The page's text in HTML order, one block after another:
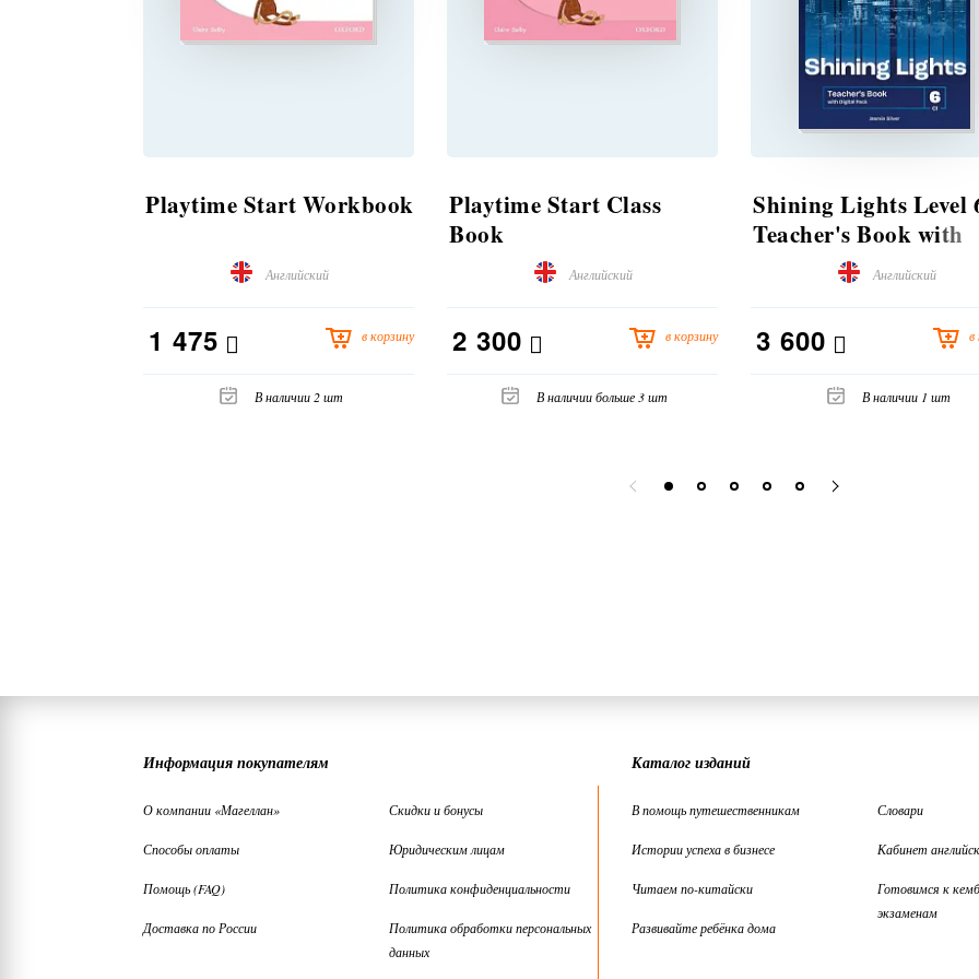
Playtime Start Workbook
Английский
1 475 в корзину
В наличии 2 шт
Playtime Start Class
Book
Английский
2 300 в корзину
В наличии больше 3 шт
Shining Lights Level
Teacher's Book with
Digital PackАнглийский
3 600 в
В наличии 1 шт
Информация покупателям
О компании «Магеллан»
Способы оплаты
Помощь (FAQ)
Доставка по России
Скидки и бонусы
Юридическим лицам
Политика конфиденциальности
Политика обработки персональных
данных
Каталог изданий
В помощь путешественникам
Истории успеха в бизнесе
Читаем по-китайски
Развивайте ребёнка дома
Словари
Кабинет
Готовимся к
экзаменам